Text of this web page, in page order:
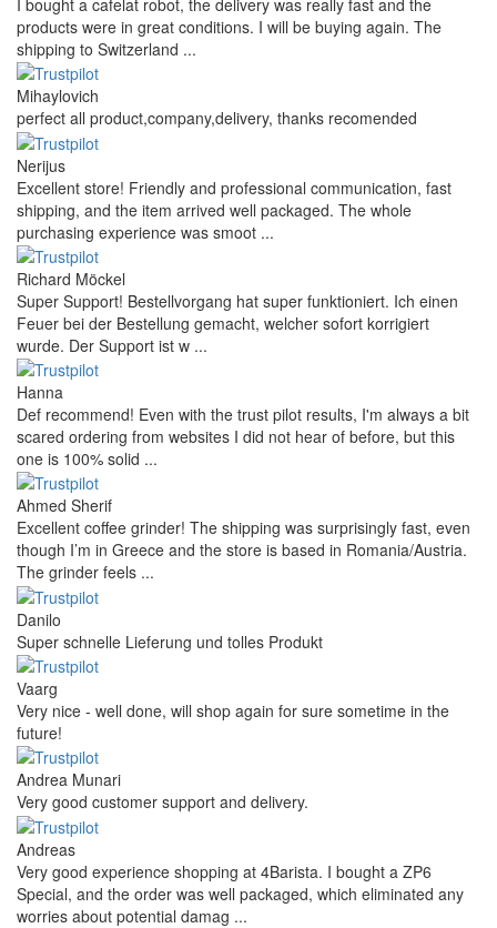
products were in great conditions. I will be buying again. The
shipping to Switzerland ...
Mihaylovich
perfect all product,company,delivery, thanks recomended
Nerijus
Excellent store! Friendly and professional communication, fast
shipping, and the item arrived well packaged. The whole
purchasing experience was smoot ...
Richard Möckel
Super Support! Bestellvorgang hat super funktioniert. Ich einen
Feuer bei der Bestellung gemacht, welcher sofort korrigiert
wurde. Der Support ist w ...
Hanna
Def recommend! Even with the trust pilot results, I'm always a bit
scared ordering from websites I did not hear of before, but this
one is 100% solid ...
Ahmed Sherif
Excellent coffee grinder! The shipping was surprisingly fast, even
though I’m in Greece and the store is based in Romania/Austria.
The grinder feels ...
Danilo
Super schnelle Lieferung und tolles Produkt
Vaarg
Very nice - well done, will shop again for sure sometime in the
future!
Andrea Munari
Very good customer support and delivery.
Andreas
Very good experience shopping at 4Barista. I bought a ZP6
Special, and the order was well packaged, which eliminated any
worries about potential damag ...